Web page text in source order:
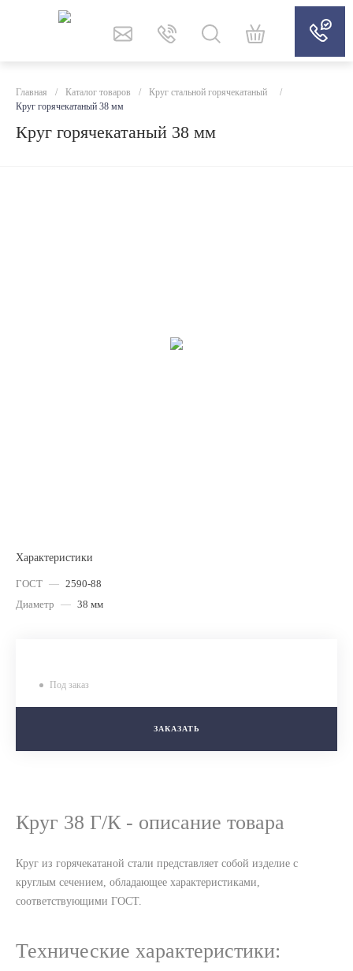
Главная / Каталог товаров / Круг стальной горячекатаный
/
Круг горячекатаный 38 мм
Круг горячекатаный 38 мм
Характеристики
ГОСТ — 2590-88
Диаметр — 38 мм
Под заказ
ЗАКАЗАТЬ
Круг 38 Г/К - описание товара
Круг из горячекатаной стали представляет собой изделие с
круглым сечением, обладающее характеристиками,
соответствующими ГОСТ.
Технические характеристики: